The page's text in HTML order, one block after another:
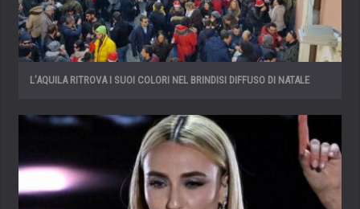
L’AQUILA RITROVA I SUOI COLORI NEL BRINDISI DIFFUSO DI NATALE